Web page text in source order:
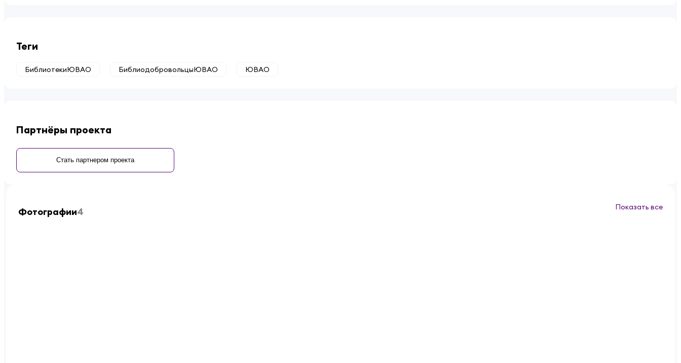
Теги
БиблиотекиЮВАО БиблиодобровольцыЮВАО ЮВАО
Партнёры проекта
Стать партнером проекта
Фотографии4 Показать все